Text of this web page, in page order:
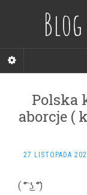
Polska
aborcje (
27 LISTOPADA
( ͡° ͜ʖ ͡°)